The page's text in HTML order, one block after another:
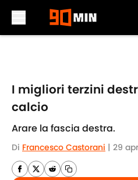
I migliori terzini
calcio
Arare la fascia destra.
Di Francesco Castorani | 29